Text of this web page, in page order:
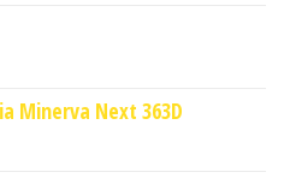
Minerva Next 363D